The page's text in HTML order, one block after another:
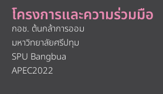
โครงการและความร่วมมือ
กอช. ต้นกล้าการออม
มหาวิทยาลัยศรีปทุม
SPU Bangbua
APEC2022